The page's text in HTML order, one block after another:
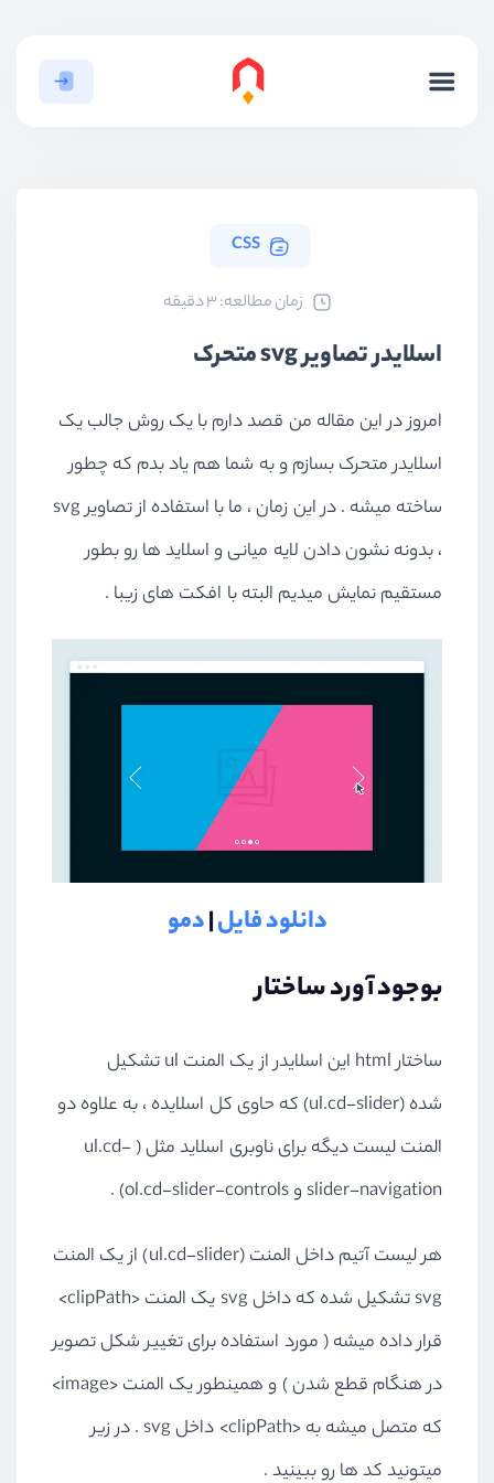
CSS
ﺯﻣﺎﻥ ﻣﻄﺎﻟﻌﻪ: 3 دقیقه
اسلایدر تصاویر svg متحرک
امروز در این مقاله من قصد دارم با یک روش جالب یک
اسلایدر متحرک بسازم و به شما هم یاد بدم که چطور
ساخته میشه . در این زمان ، ما با استفاده از تصاویر svg
، بدونه نشون دادن لایه میانی و اسلاید ها رو بطور
مستقیم نمایش میدیم البته با افکت های زیبا .
دانلود فایل|دمو
بوجود آورد ساختار
ساختار html این اسلایدر از یک المنت ul تشکیل
شده (ul.cd-slider) که حاوی کل اسلایده ، به علاوه دو
المنت لیست دیگه برای ناوبری اسلاید مثل ( ul.cd-
slider-navigation و ol.cd-slider-controls) .
هر لیست آتیم داخل المنت (ul.cd-slider) از یک المنت
svg تشکیل شده که داخل svg یک المنت <clipPath>
قرار داده میشه ( مورد استفاده برای تغییر شکل تصویر
در هنگام قطع شدن ) و همینطور یک المنت <image>
که متصل میشه به <clipPath> داخل svg . در زیر
میتونید کد ها رو ببینید .